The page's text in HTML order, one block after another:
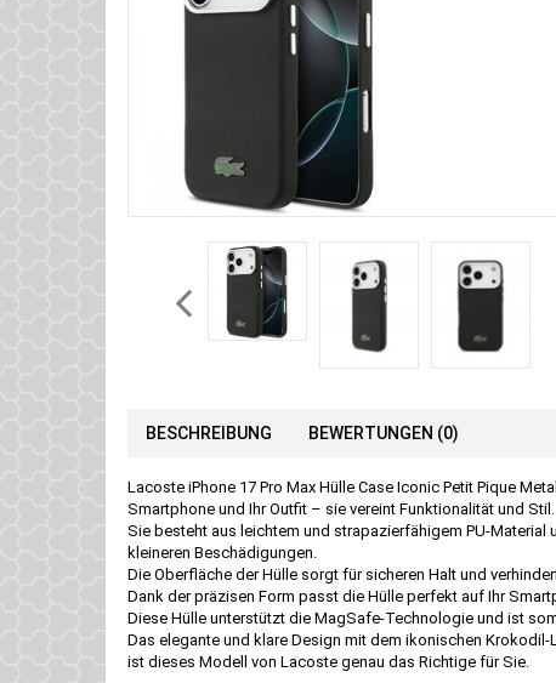
BESCHREIBUNG BEWERTUNGEN (0)
Lacoste iPhone 17 Pro Max Hülle Case Iconic Petit Pique
Smartphone und Ihr Outfit – sie vereint Funktionalität und Stil.
Sie besteht aus leichtem und strapazierfähigem PU-
kleineren Beschädigungen.
Die Oberfläche der Hülle sorgt für sicheren Halt und
Dank der präzisen Form passt die Hülle perfekt auf Ihr
Diese Hülle unterstützt die MagSafe-Technologie und ist
Das elegante und klare Design mit dem ikonischen
ist dieses Modell von Lacoste genau das Richtige für Sie.